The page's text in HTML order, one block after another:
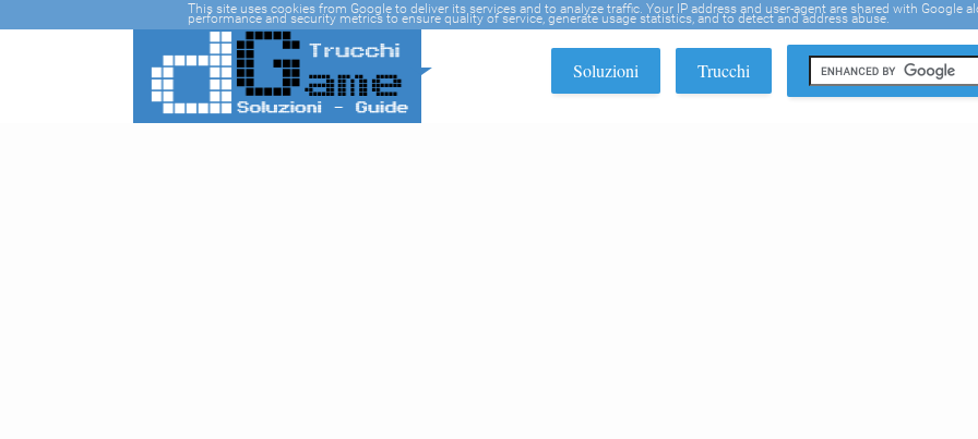
Soluzioni Trucchi
This site uses cookies from Google to deliver its services and to analyze traffic. Your IP address and user-agent are shared with Google
performance and security metrics to ensure quality of service, generate usage statistics, and to detect and address abuse.